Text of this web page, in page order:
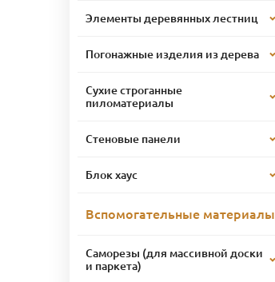
Элементы деревянных лестниц
Погонажные изделия из дерева
Сухие строганные
пиломатериалы
Стеновые панели
Блок хаус
Вспомогательные материалы
Саморезы (для массивной доски
и паркета)